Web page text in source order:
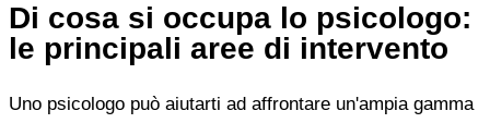
Di cosa si occupa lo psicologo:
le principali aree di intervento
Uno psicologo può aiutarti ad affrontare un'ampia gamma